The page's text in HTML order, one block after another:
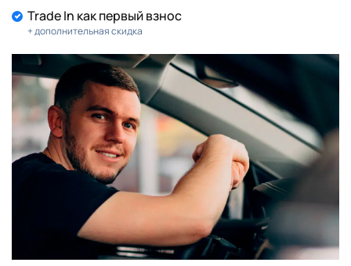
Trade In как первый взнос
+ дополнительная скидка